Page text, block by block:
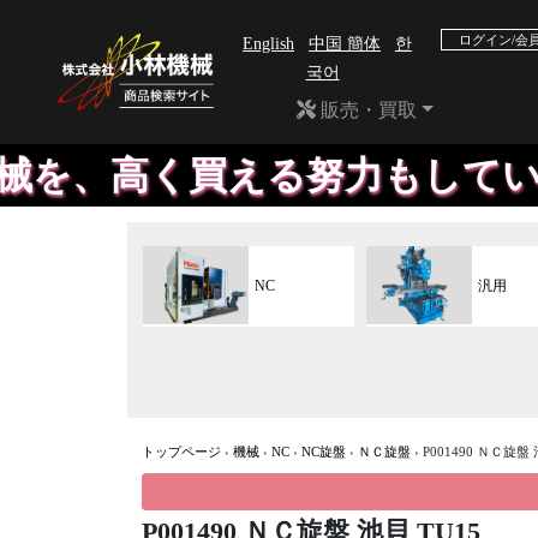
English 中国 簡体
한
국어
ログイン/会
販売・買取
える努力もしています。
NC 汎用
トップページ › 機械 › NC › NC旋盤 › ＮＣ旋盤 › P001490 ＮＣ旋盤
P001490 ＮＣ旋盤 池貝 TU15